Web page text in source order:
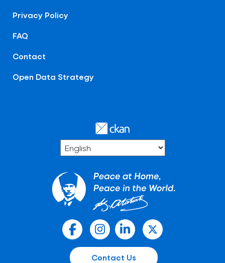
Privacy Policy
FAQ
Contact
Open Data Strategy
Contact Us